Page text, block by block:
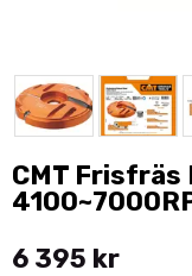
CMT Frisfräs
6 395 kr